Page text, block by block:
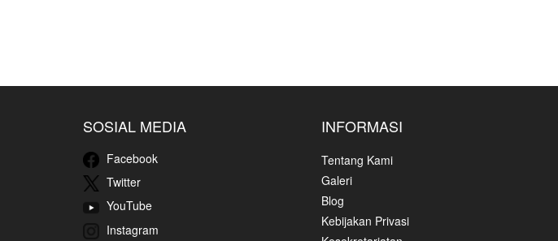
SOSIAL MEDIA
Facebook
Twitter
YouTube
Instagram
INFORMASI
Tentang Kami
Galeri
Blog
Kebijakan Privasi